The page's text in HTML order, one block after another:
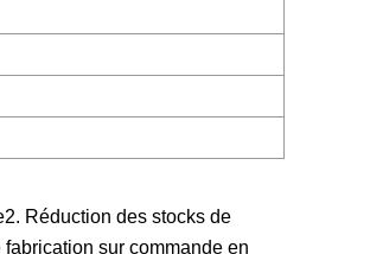
Réduction des stocks de
sur commande en